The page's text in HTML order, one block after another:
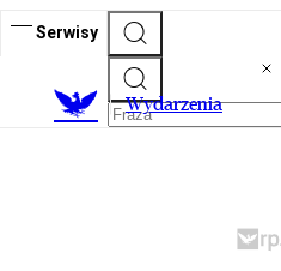
Serwisy
Wydarzenia